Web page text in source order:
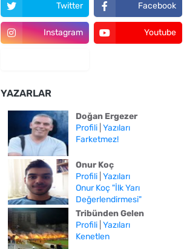
Twitter Facebook
Instagram Youtube
YAZARLAR
Doğan Ergezer
Profili| Yazıları
Farketmez!
Onur Koç
Profili| Yazıları
Onur Koç "İlk Yarı
Değerlendirmesi"
Tribünden Gelen
Profili| Yazıları
Kenetlen